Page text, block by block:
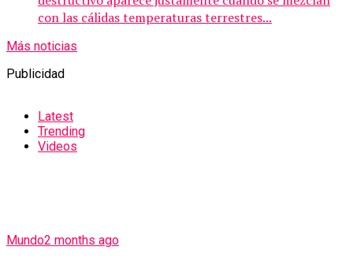
con las cálidas temperaturas terrestres...
Más noticias
Publicidad
Latest
Trending
Videos
Mundo2 months ago